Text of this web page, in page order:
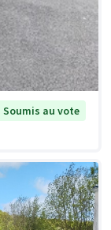
Soumis au vote